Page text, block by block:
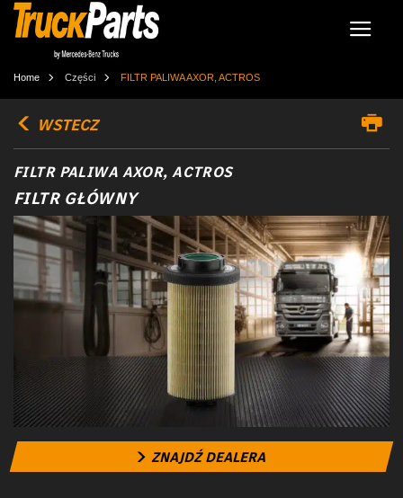
Home Części FILTR PALIWA AXOR, ACTROS
WSTECZ
FILTR PALIWA AXOR, ACTROS
FILTR GŁÓWNY
ZNAJDŹ DEALERA